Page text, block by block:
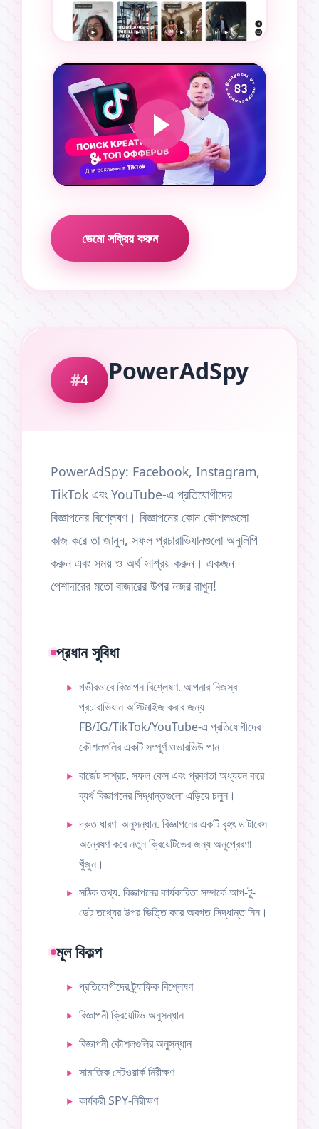
ডেমো সক্রিয় করুন
4 PowerAdSpy
PowerAdSpy: Facebook, Instagram,
TikTok এবং YouTube-এ প্রতিযোগীদের
বিজ্ঞাপনের বিশ্লেষণ। বিজ্ঞাপনের কোন কৌশলগুলো
কাজ করে তা জানুন, সফল প্রচারাভিযানগুলো অনুলিপি
করুন এবং সময় ও অর্থ সাশ্রয় করুন। একজন
পেশাদারের মতো বাজারের উপর নজর রাখুন!
প্রধান সুবিধা
গভীরভাবে বিজ্ঞাপন বিশ্লেষণ. আপনার নিজস্ব
প্রচারাভিযান অপ্টিমাইজ করার জন্য
FB/IG/TikTok/YouTube-এ প্রতিযোগীদের
কৌশলগুলির একটি সম্পূর্ণ ওভারভিউ পান।
বাজেট সাশ্রয়. সফল কেস এবং প্রবণতা অধ্যয়ন করে
ব্যর্থ বিজ্ঞাপনের সিদ্ধান্তগুলো এড়িয়ে চলুন।
দ্রুত ধারণা অনুসন্ধান. বিজ্ঞাপনের একটি বৃহৎ ডাটাবেস
অন্বেষণ করে নতুন ক্রিয়েটিভের জন্য অনুপ্রেরণা
খুঁজুন।
সঠিক তথ্য. বিজ্ঞাপনের কার্যকারিতা সম্পর্কে আপ-টু-
ডেট তথ্যের উপর ভিত্তি করে অবগত সিদ্ধান্ত নিন।
মূল বিকল্প
প্রতিযোগীদের ট্র্যাফিক বিশ্লেষণ
বিজ্ঞাপনী ক্রিয়েটিভ অনুসন্ধান
বিজ্ঞাপনী কৌশলগুলির অনুসন্ধান
সামাজিক নেটওয়ার্ক নিরীক্ষণ
কার্যকরী SPY-নিরীক্ষণ